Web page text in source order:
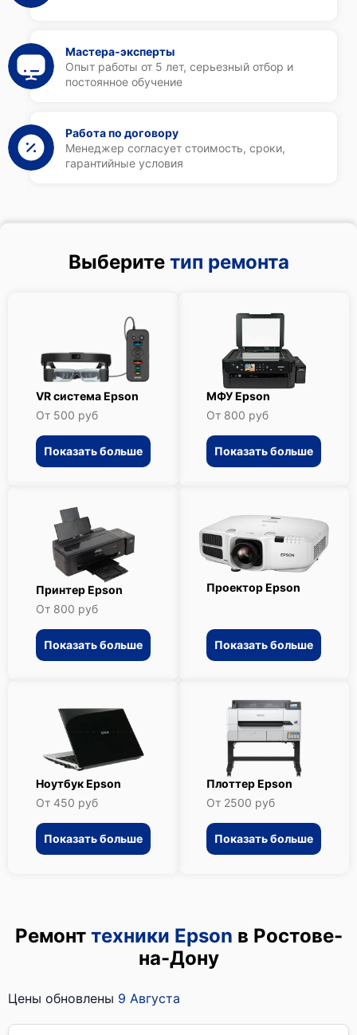
Мастера-эксперты
Опыт работы от 5 лет, серьезный отбор и
постоянное обучение
Работа по договору
Менеджер согласует стоимость, сроки,
гарантийные условия
Выберите тип ремонта
VR система Epson
От 500 руб
Показать больше
МФУ Epson
От 800 руб
Показать больше
Принтер Epson
От 800 руб
Показать больше
Проектор Epson
Показать больше
Ноутбук Epson
От 450 руб
Показать больше
Плоттер Epson
От 2500 руб
Показать больше
Ремонт техники Epson в Ростове-
на-Дону
Цены обновлены 9 Августа